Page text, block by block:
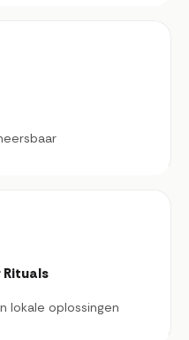
Rituals
lokale oplossingen